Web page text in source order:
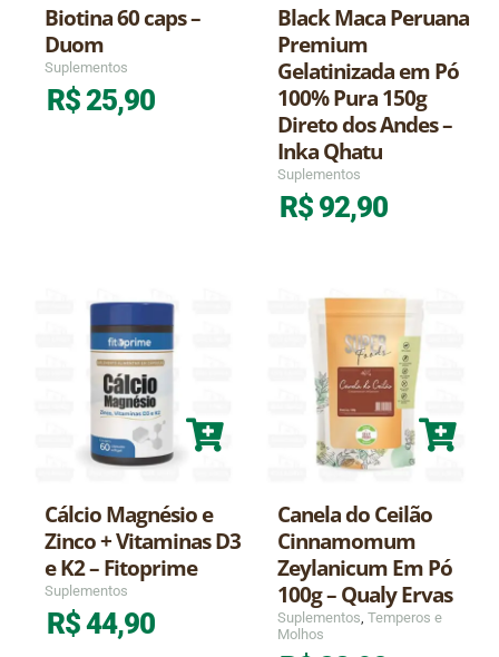
Biotina 60 caps –
Duom
Suplementos
R$25,90
Black Maca Peruana
Premium
Gelatinizada em Pó
100% Pura 150g
Direto dos Andes –
Inka Qhatu
Suplementos
R$ 92,90
Cálcio Magnésio e
Zinco + Vitaminas D3
e K2 – Fitoprime
Suplementos
R$44,90
Canela do Ceilão
Cinnamomum
Zeylanicum Em Pó
100g – Qualy Ervas
Suplementos Temperos e
Molhos